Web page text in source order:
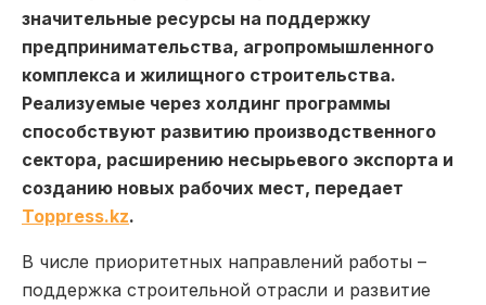
значительные ресурсы на поддержку
предпринимательства, агропромышленного
комплекса и жилищного строительства.
Реализуемые через холдинг программы
способствуют развитию производственного
сектора, расширению несырьевого экспорта и
созданию новых рабочих мест, передает
Toppress.kz.
В числе приоритетных направлений работы –
поддержка строительной отрасли и развитие